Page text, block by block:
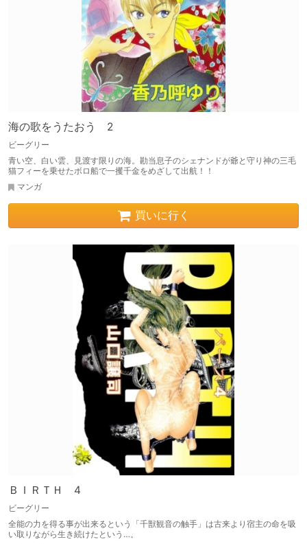
海の歌をうたおう 2
ビーグリー
青い空、白い雲、見渡す限りの海。勘当息子のシェナンドが爺と守り神の三毛
猫フィーを乗せたボロ船で一攫千金をめざして出航！！
マンガ
買いに行く
ＢＩＲＴＨ 4
ビーグリー
全能の力を得る事が出来るという「千獣観音の触手」は古来より宿主の命を吸
い取りながら生き続けたという…。